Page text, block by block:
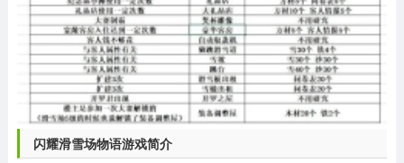
闪耀滑雪场物语游戏简介